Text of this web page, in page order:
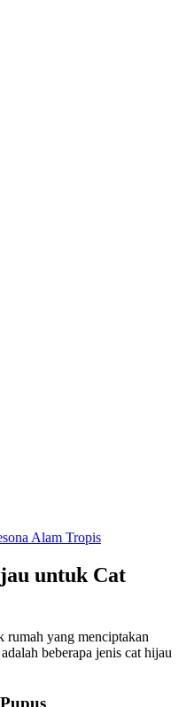
Alam Tropis
untuk Cat
yang menciptakan
beberapa jenis cat hijau